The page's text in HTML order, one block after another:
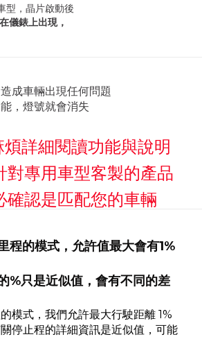
型，晶片啟動後
儀錶上出現，
成車輛出現任何問題
，燈號就會消失
詳細閱讀功能與說明
對專用車型客製的產品
確認是匹配您的車輛
程的模式，允許值最大會有1%
%只是近似值，會有不同的差
模式，我們允許最大行駛距離 1%
停止程的詳細資訊是近似值，可能